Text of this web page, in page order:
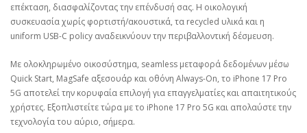
επέκταση, διασφαλίζοντας την επένδυσή σας. Η οικολογική
συσκευασία χωρίς φορτιστή/ακουστικά, τα recycled υλικά και η
uniform USB-C policy αναδεικνύουν την περιβαλλοντική δέσμευση.
Με ολοκληρωμένο οικοσύστημα, seamless μεταφορά δεδομένων μέσω
Quick Start, MagSafe αξεσουάρ και οθόνη Always-On, το iPhone 17 Pro
5G αποτελεί την κορυφαία επιλογή για επαγγελματίες και απαιτητικούς
χρήστες. Εξοπλιστείτε τώρα με το iPhone 17 Pro 5G και απολαύστε την
τεχνολογία του αύριο, σήμερα.